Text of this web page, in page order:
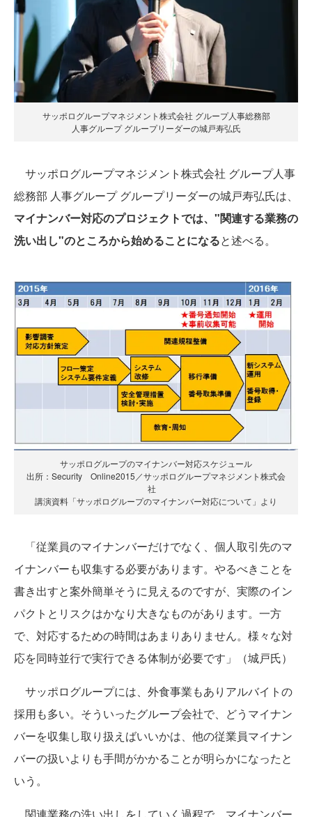
サッポログループマネジメント株式会社 グループ人事総務部
人事グループ グループリーダーの城戸寿弘氏
サッポログループマネジメント株式会社 グループ人事
総務部 人事グループ グループリーダーの城戸寿弘氏は、
マイナンバー対応のプロジェクトでは、"関連する業務の
洗い出し"のところから始めることになると述べる。
サッポログループのマイナンバー対応スケジュール
出所：Security Online2015／サッポログループマネジメント株式会
社
講演資料「サッポログループのマイナンバー対応について」より
「従業員のマイナンバーだけでなく、個人取引先のマ
イナンバーも収集する必要があります。やるべきことを
書き出すと案外簡単そうに見えるのですが、実際のイン
パクトとリスクはかなり大きなものがあります。一方
で、対応するための時間はあまりありません。様々な対
応を同時並行で実行できる体制が必要です」（城戸氏）
サッポログループには、外食事業もありアルバイトの
採用も多い。そういったグループ会社で、どうマイナン
バーを収集し取り扱えばいいかは、他の従業員マイナン
バーの扱いよりも手間がかかることが明らかになったと
いう。